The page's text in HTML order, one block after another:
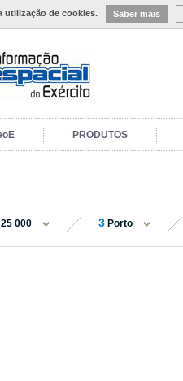
utilização de cookies. Saber mais
PRODUTOS
000 3 Porto